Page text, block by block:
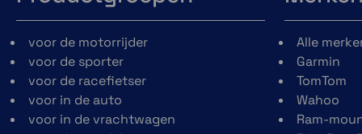
voor de motorrijder
voor de sporter
voor de racefietser
voor in de auto
voor in de vrachtwagen
Alle
Garmin
TomTom
Wahoo
Ram-